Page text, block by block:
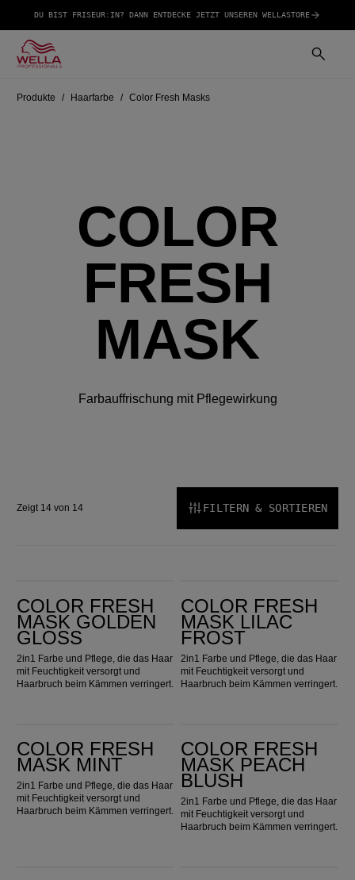
DU BIST FRISEUR:IN? DANN ENTDECKE JETZT UNSEREN WELLASTORE
Produkte Haarfarbe Color Fresh Masks
COLOR
FRESH
MASK
Farbauffrischung mit Pflegewirkung
Zeigt 14 von 14 FILTERN & SORTIEREN
COLOR FRESH
MASK GOLDEN
GLOSS
2in1 Farbe und Pflege, die das Haar
mit Feuchtigkeit versorgt und
Haarbruch beim Kämmen verringert.
COLOR FRESH
MASK LILAC
FROST
2in1 Farbe und Pflege, die das Haar
mit Feuchtigkeit versorgt und
Haarbruch beim Kämmen verringert.
COLOR FRESH
MASK MINT
2in1 Farbe und Pflege, die das Haar
mit Feuchtigkeit versorgt und
Haarbruch beim Kämmen verringert.
COLOR FRESH
MASK PEACH
BLUSH
2in1 Farbe und Pflege, die das Haar
mit Feuchtigkeit versorgt und
Haarbruch beim Kämmen verringert.